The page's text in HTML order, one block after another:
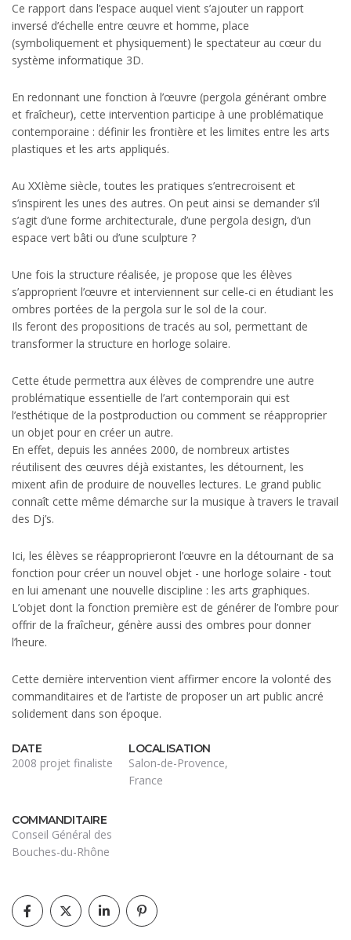
Ce rapport dans l’espace auquel vient s’ajouter un rapport
inversé d’échelle entre œuvre et homme, place
(symboliquement et physiquement) le spectateur au cœur du
système informatique 3D.
En redonnant une fonction à l’œuvre (pergola générant ombre
et fraîcheur), cette intervention participe à une problématique
contemporaine : définir les frontière et les limites entre les arts
plastiques et les arts appliqués.
Au XXIème siècle, toutes les pratiques s’entrecroisent et
s’inspirent les unes des autres. On peut ainsi se demander s’il
s’agit d’une forme architecturale, d’une pergola design, d’un
espace vert bâti ou d’une sculpture ?
Une fois la structure réalisée, je propose que les élèves
s’approprient l’œuvre et interviennent sur celle-ci en étudiant les
ombres portées de la pergola sur le sol de la cour.
Ils feront des propositions de tracés au sol, permettant de
transformer la structure en horloge solaire.
Cette étude permettra aux élèves de comprendre une autre
problématique essentielle de l’art contemporain qui est
l’esthétique de la postproduction ou comment se réapproprier
un objet pour en créer un autre.
En effet, depuis les années 2000, de nombreux artistes
réutilisent des œuvres déjà existantes, les détournent, les
mixent afin de produire de nouvelles lectures. Le grand public
connaît cette même démarche sur la musique à travers le travail
des Dj’s.
Ici, les élèves se réapproprieront l’œuvre en la détournant de sa
fonction pour créer un nouvel objet - une horloge solaire - tout
en lui amenant une nouvelle discipline : les arts graphiques.
L’objet dont la fonction première est de générer de l’ombre pour
offrir de la fraîcheur, génère aussi des ombres pour donner
l’heure.
Cette dernière intervention vient affirmer encore la volonté des
commanditaires et de l’artiste de proposer un art public ancré
solidement dans son époque.
DATE
2008 projet finaliste
LOCALISATION
Salon-de-Provence,
France
COMMANDITAIRE
Conseil Général des
Bouches-du-Rhône